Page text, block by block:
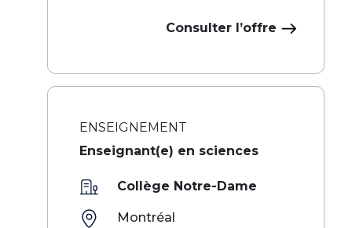
Consulter l’offre
ENSEIGNEMENT
Enseignant(e) en sciences
Collège Notre-Dame
Montréal